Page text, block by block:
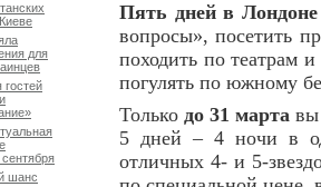
для
шанс
Пять дней в Лондоне
вопросы», посетить
походить по театрам
погулять по южному
Толькодо 31 марта вы
5 дней – 4 ночи в
отличных 4- и 5-